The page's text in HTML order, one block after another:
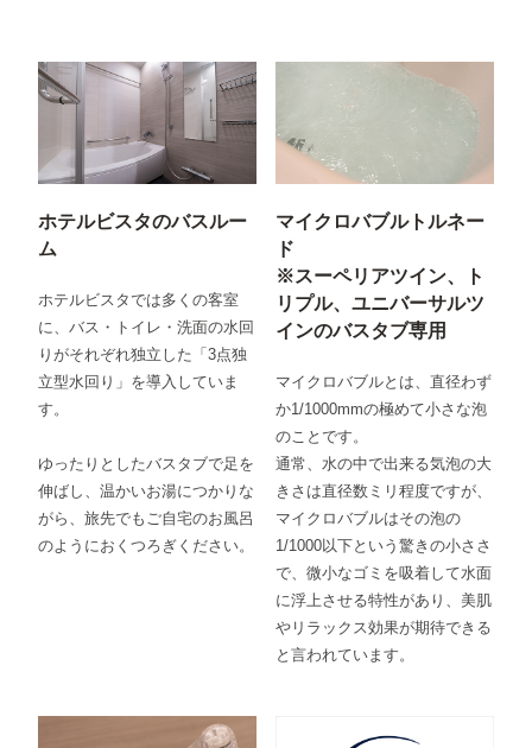
ホテルビスタのバスルー
ム
ホテルビスタでは多くの客室
に、バス・トイレ・洗面の水回
りがそれぞれ独立した「3点独
立型水回り」を導入していま
す。
ゆったりとしたバスタブで足を
伸ばし、温かいお湯につかりな
がら、旅先でもご自宅のお風呂
のようにおくつろぎください。
マイクロバブルトルネー
ド
※スーペリアツイン、ト
リプル、ユニバーサルツ
インのバスタブ専用
マイクロバブルとは、直径わず
か1/1000mmの極めて小さな泡
のことです。
通常、水の中で出来る気泡の大
きさは直径数ミリ程度ですが、
マイクロバブルはその泡の
1/1000以下という驚きの小ささ
で、微小なゴミを吸着して水面
に浮上させる特性があり、美肌
やリラックス効果が期待できる
と言われています。